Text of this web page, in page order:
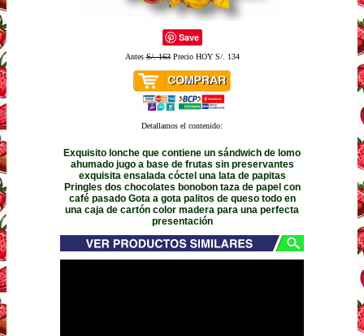
Save
AntesS/. 163Precio HOY S/. 134
Detallamos el contenido:
Exquisito lonche que contiene un sándwich de lomo
ahumado jugo a base de frutas sin preservantes
exquisita ensalada cóctel una lata de papitas
Pringles dos chocolates bonobon taza de papel con
café pasado Gota a gota palitos de queso todo en
una caja de cartón color madera para una perfecta
presentación